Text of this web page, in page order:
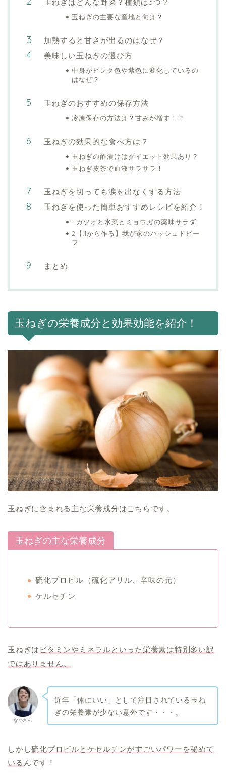
玉ねぎの主要な産地と旬は？
加熱すると甘さが出るのはなぜ？
美味しい玉ねぎの選び方
中身がピンク色や紫色に変化しているの
はなぜ？
玉ねぎのおすすめの保存方法
冷凍保存の方法は？甘みが増す！？
玉ねぎの効果的な食べ方は？
玉ねぎの酢漬けはダイエット効果あり？
玉ねぎ皮茶で血液サラサラ！
玉ねぎを切っても涙を出なくする方法
玉ねぎを使った簡単おすすめレシピを紹介！
1.カツオと水菜とミョウガの薬味サラダ
2【.1から作る】我が家のハッシュドビー
フ
まとめ
玉ねぎの栄養成分と効果効能を紹介！
玉ねぎに含まれる主な栄養成分はこちらです。
玉ねぎの主な栄養成分
硫化プロピル（硫化アリル、辛味の元）
ケルセチン
玉ねぎは ビタミンやミネラルといった栄養素は特別多い訳
ではありません。
なかさん
近年「体にいい」として注目されている玉ね
ぎの栄養素が少ない意外です・・・。
しかし硫化プロピルとケセルチンがすごいパワーを秘めて
いる んです！